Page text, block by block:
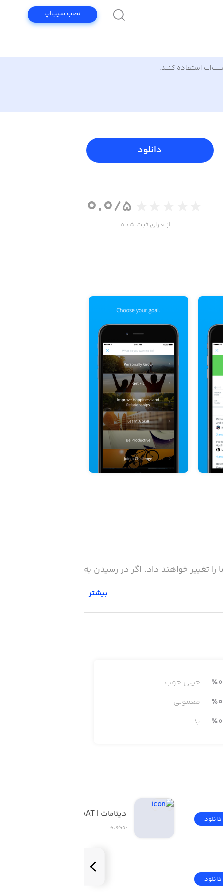
نصب سیب‌اپ
استفاده کنید.
دانلود
0.0/5
از 0 رای ثبت شده
تغییر خواهند داد. اگر در رسیدن به
کاربران این برنامه، تمرکز خود را
بیشتر
٪0
خیلی خوب
٪0
معمولی
٪0 بد
دانلود
دانلود
دیتامات | DATAMAAT
بهره‌وری